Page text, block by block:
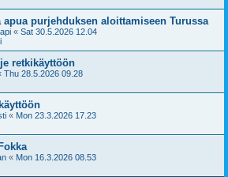
purjehduksen aloittamiseen Turussa
« Sat 30.5.2026 12.04
retkikäyttöön
Thu 28.5.2026 09.28
« Mon 23.3.2026 17.23
« Mon 16.3.2026 08.53